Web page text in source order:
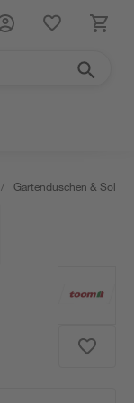
/ Gartenduschen &